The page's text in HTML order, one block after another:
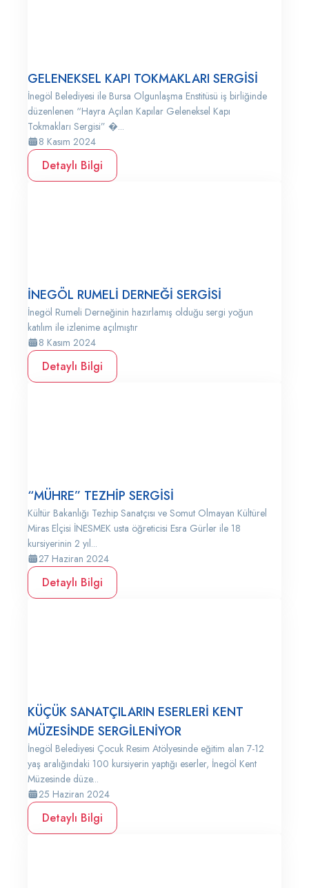
GELENEKSEL KAPI TOKMAKLARI SERGİSİ
İnegöl Belediyesi ile Bursa Olgunlaşma Enstitüsü iş birliğinde
düzenlenen “Hayra Açılan Kapılar Geleneksel Kapı
Tokmakları Sergisi” �...
8 Kasım 2024
Detaylı Bilgi
İNEGÖL RUMELİ DERNEĞİ SERGİSİ
İnegöl Rumeli Derneğinin hazırlamış olduğu sergi yoğun
katılım ile izlenime açılmıştır
8 Kasım 2024
Detaylı Bilgi
“MÜHRE” TEZHİP SERGİSİ
Kültür Bakanlığı Tezhip Sanatçısı ve Somut Olmayan Kültürel
Miras Elçisi İNESMEK usta öğreticisi Esra Gürler ile 18
kursiyerinin 2 yıl...
27 Haziran 2024
Detaylı Bilgi
KÜÇÜK SANATÇILARIN ESERLERİ KENT
MÜZESİNDE SERGİLENİYOR
İnegöl Belediyesi Çocuk Resim Atölyesinde eğitim alan 7-12
yaş aralığındaki 100 kursiyerin yaptığı eserler, İnegöl Kent
Müzesinde düze...
25 Haziran 2024
Detaylı Bilgi